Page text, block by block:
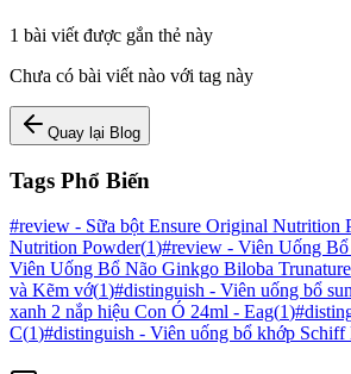
1 bài viết được gắn thẻ này
Chưa có bài viết nào với tag này
Quay lại Blog
Tags Phổ Biến
#review - Sữa bột Ensure Original Nutrition
Nutrition Powder(1)#review - Viên Uống
Viên Uống Bổ Não Ginkgo Biloba Trunature
và Kẽm vớ(1)#distinguish - Viên uống bổ
xanh 2 nắp hiệu Con Ó 24ml - Eag(1)#
C(1)#distinguish - Viên uống bổ khớp Schiff